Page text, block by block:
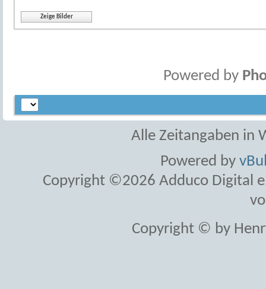
Powered by
Alle Zeitangaben in
Powered by
Copyright ©2026 Adduco Digital
Copyright © by